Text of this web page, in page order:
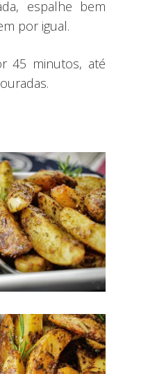
espalhe bem
por igual.
45 minutos, até